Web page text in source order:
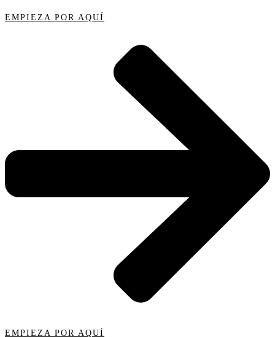
EMPIEZA POR AQUÍ
EMPIEZA POR AQUÍ